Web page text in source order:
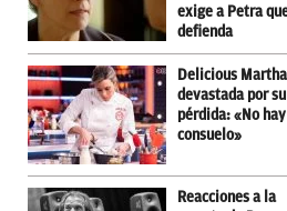
exige a Petra
defienda
Delicious
devastada por su
pérdida: «No hay
consuelo»
Reacciones a la